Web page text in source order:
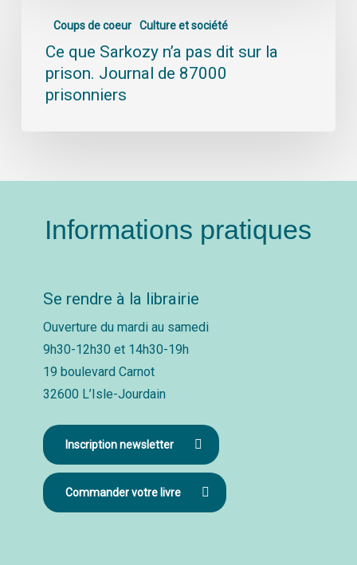
Coups de coeur Culture et société
Ce que Sarkozy n’a pas dit sur la
prison. Journal de 87000
prisonniers
Informations pratiques
Se rendre à la librairie
Ouverture du mardi au samedi
9h30-12h30 et 14h30-19h
19 boulevard Carnot
32600 L’Isle-Jourdain
Inscription newsletter
Commander votre livre